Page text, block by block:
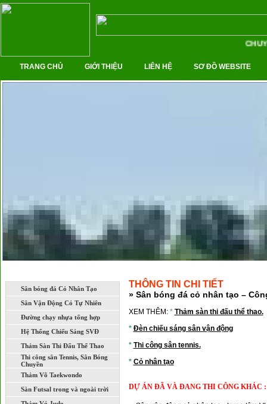
TRANG CHỦ GIỚI THIỆU LIÊN HỆ SƠ ĐỒ WEBSITE
Sân bóng đá Cỏ Nhân Tạo
Sân Vận Động Cỏ Tự Nhiên
Đường chạy nhựa tổng hợp
Hệ Thống Chiếu Sáng SVĐ
Thảm Sàn Thi Đấu Thể Thao
Thi công sân Tennis, Sân Bóng
Chuyền
Thảm Võ Taekwondo
Sàn Futsal trong và ngoài trời
THÔNG TIN CHI TIẾT
» Sân bóng đá cỏ nhân tạo –
XEM THÊM: * Thảm sàn thi đấu thể thao.
* Đèn chiếu sáng sân vận động
* Thi công sân tennis.
* Cỏ nhân tạo
DỰ ÁN ĐÃ VÀ ĐANG THI CÔNG KHÁC :